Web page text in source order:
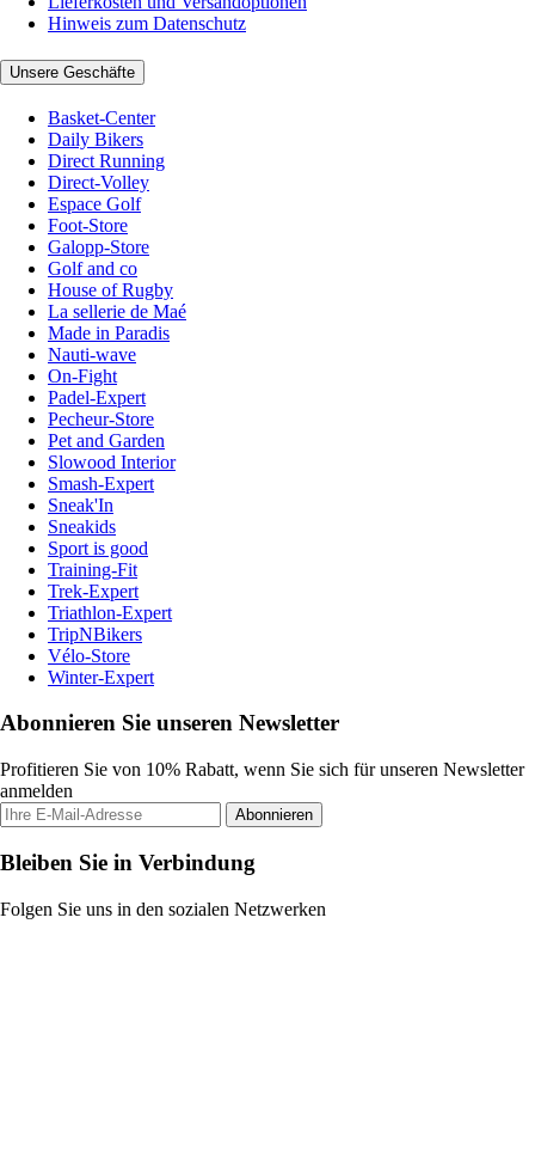
Hinweis zum Datenschutz
Unsere Geschäfte
Basket-Center
Daily Bikers
Direct Running
Direct-Volley
Espace Golf
Foot-Store
Galopp-Store
Golf and co
House of Rugby
La sellerie de Maé
Made in Paradis
Nauti-wave
On-Fight
Padel-Expert
Pecheur-Store
Pet and Garden
Slowood Interior
Smash-Expert
Sneak'In
Sneakids
Sport is good
Training-Fit
Trek-Expert
Triathlon-Expert
TripNBikers
Vélo-Store
Winter-Expert
Abonnieren Sie unseren Newsletter
Profitieren Sie von 10% Rabatt, wenn Sie sich für unseren Newsletter
anmelden
Abonnieren
Bleiben Sie in Verbindung
Folgen Sie uns in den sozialen Netzwerken